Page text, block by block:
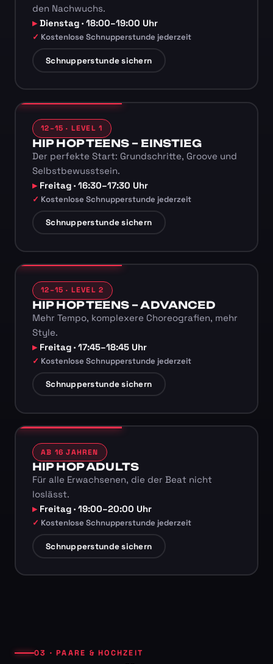
den Nachwuchs.
Dienstag · 18:00–19:00 Uhr
Kostenlose Schnupperstunde jederzeit
Schnupperstunde sichern
12–15 · LEVEL 1
HIP HOP TEENS – EINSTIEG
Der perfekte Start: Grundschritte, Groove und
Selbstbewusstsein.
Freitag · 16:30–17:30 Uhr
Kostenlose Schnupperstunde jederzeit
Schnupperstunde sichern
12–15 · LEVEL 2
HIP HOP TEENS – ADVANCED
Mehr Tempo, komplexere Choreografien, mehr
Style.
Freitag · 17:45–18:45 Uhr
Kostenlose Schnupperstunde jederzeit
Schnupperstunde sichern
AB 16 JAHREN
HIP HOP ADULTS
Für alle Erwachsenen, die der Beat nicht
loslässt.
Freitag · 19:00–20:00 Uhr
Kostenlose Schnupperstunde jederzeit
Schnupperstunde sichern
03 · PAARE & HOCHZEIT